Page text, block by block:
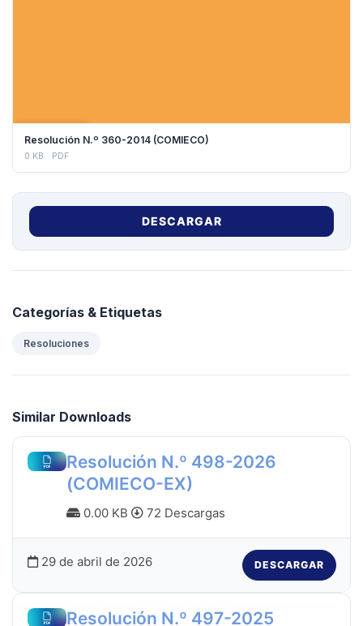
Resolución N.º 360-2014 (COMIECO)
0 KB PDF
DESCARGAR
Categorías & Etiquetas
Resoluciones
Similar Downloads
Resolución N.º 498-2026
(COMIECO-EX)
0.00 KB 72 Descargas
29 de abril de 2026 DESCARGAR
Resolución N.º 497-2025